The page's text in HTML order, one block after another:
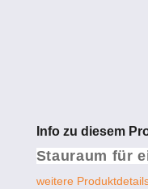
Info zu diesem
Stauraum für
weitere